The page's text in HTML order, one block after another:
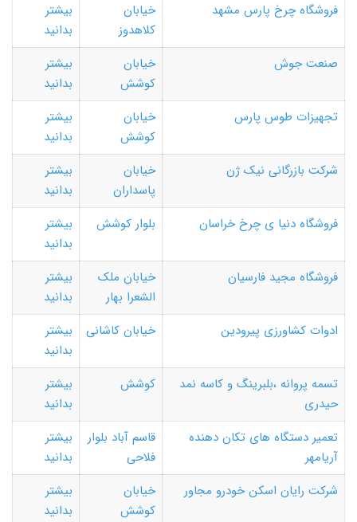
فروشگاه چرخ پارس مشهد
خیابان
کلاهدوز
بیشتر
بدانید
صنعت جوش
خیابان
کوشش
بیشتر
بدانید
تجهیزات طوس پارس
خیابان
کوشش
بیشتر
بدانید
شرکت بازرگانی نیک ژن
خیابان
پاسداران
بیشتر
بدانید
فروشگاه دنیا ی چرخ خراسان
بلوار کوشش
بیشتر
بدانید
فروشگاه مجید فارسیان
خیابان ملک
الشعرا بهار
بیشتر
بدانید
ادوات کشاورزی پیرودین
خیابان کاشانی
بیشتر
بدانید
تسمه پروانه ،بلبرینگ و کاسه نمد
حیدری
کوشش
بیشتر
بدانید
تعمیر دستگاه های تکان دهنده
آریامهر
قاسم آباد بلوار
فلاحی
بیشتر
بدانید
شرکت رایان اسکن خودرو مجاور
خیابان
کوشش
بیشتر
بدانید